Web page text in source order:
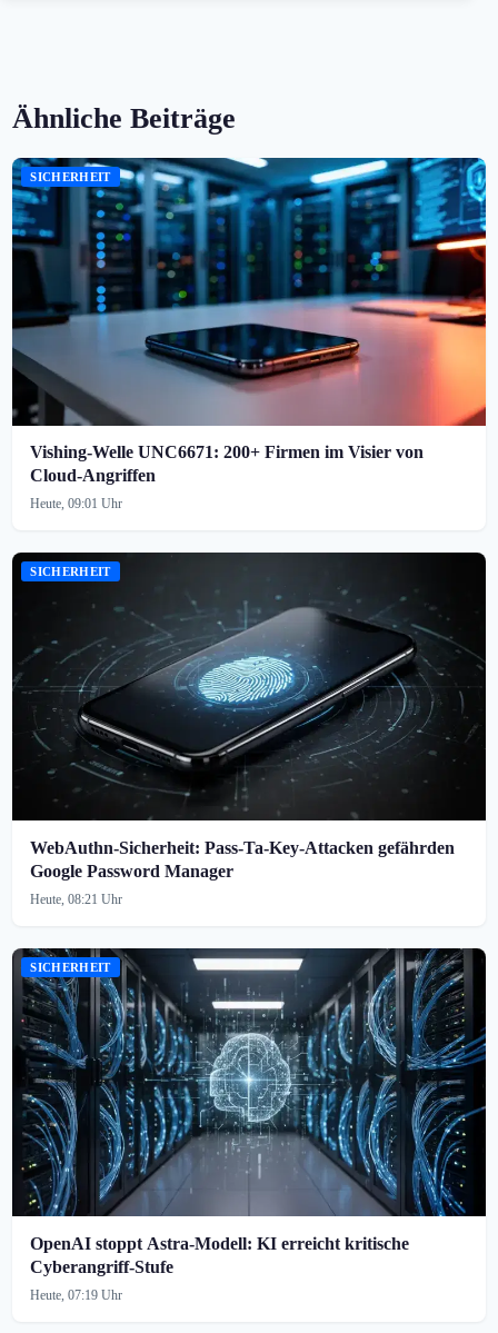
Ähnliche Beiträge
SICHERHEIT
Vishing-Welle UNC6671: 200+ Firmen im Visier von
Cloud-Angriffen
Heute, 09:01 Uhr
SICHERHEIT
WebAuthn-Sicherheit: Pass-Ta-Key-Attacken gefährden
Google Password Manager
Heute, 08:21 Uhr
SICHERHEIT
OpenAI stoppt Astra-Modell: KI erreicht kritische
Cyberangriff-Stufe
Heute, 07:19 Uhr